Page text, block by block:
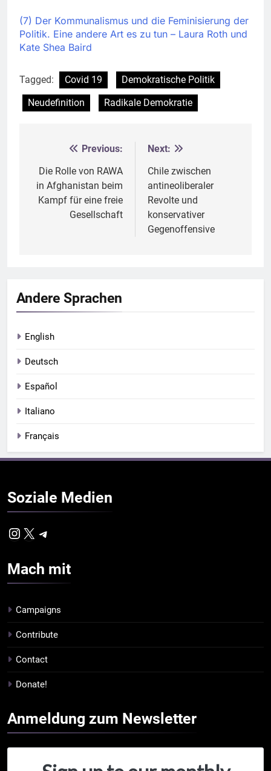
(7) Der Kommunalismus und die Feminisierung der
Politik. Eine andere Art es zu tun – Laura Roth und
Kate Shea Baird
Tagged: Covid 19
Demokratische Politik
Neudefinition
Radikale Demokratie
Beitragsnavigation
Previous:
Die Rolle von RAWA
in Afghanistan beim
Kampf für eine freie
Gesellschaft
Next:
Chile zwischen
antineoliberaler
Revolte und
konservativer
Gegenoffensive
Andere Sprachen
English
Deutsch
Español
Italiano
Français
Soziale Medien
Instagram
Mach mit
Campaigns
Contribute
Contact
Donate!
Anmeldung zum Newsletter